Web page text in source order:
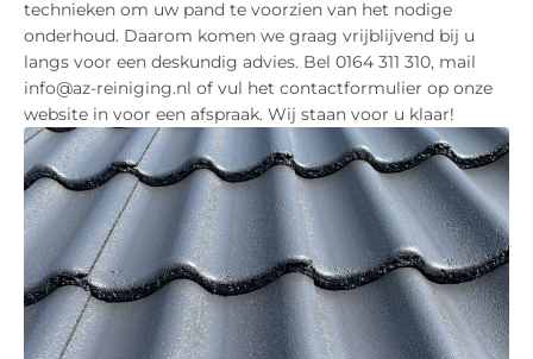
technieken om uw pand te voorzien van het nodige
onderhoud. Daarom komen we graag vrijblijvend bij u
langs voor een deskundig advies. Bel 0164 311 310, mail
info@az-reiniging.nl of vul het contactformulier op onze
website in voor een afspraak. Wij staan voor u klaar!